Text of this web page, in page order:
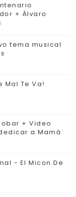
+ Álvaro
tema musical
Mal Te Va!
+ Video
a Mamá
- El Micon De